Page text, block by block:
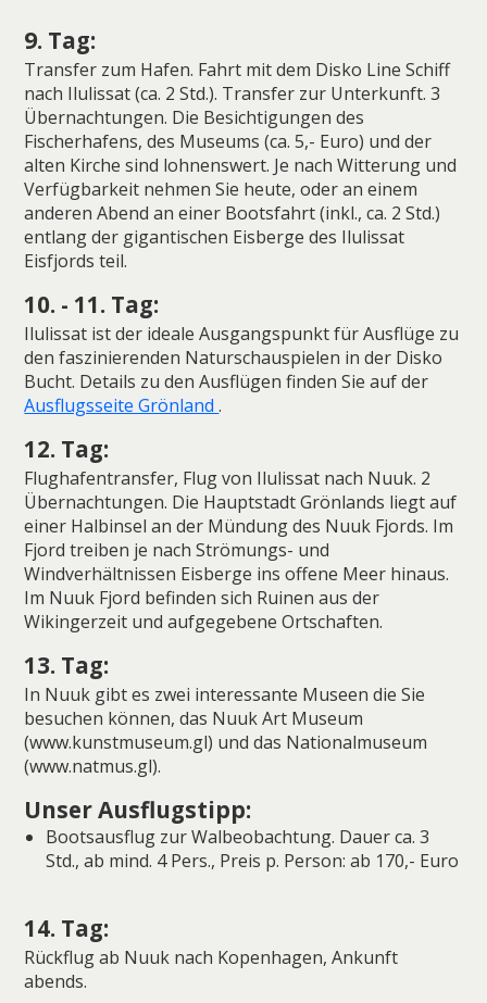
9. Tag:
Transfer zum Hafen. Fahrt mit dem Disko Line Schiff
nach Ilulissat (ca. 2 Std.). Transfer zur Unterkunft. 3
Übernachtungen. Die Besichtigungen des
Fischerhafens, des Museums (ca. 5,- Euro) und der
alten Kirche sind lohnenswert. Je nach Witterung und
Verfügbarkeit nehmen Sie heute, oder an einem
anderen Abend an einer Bootsfahrt (inkl., ca. 2 Std.)
entlang der gigantischen Eisberge des Ilulissat
Eisfjords teil.
10. - 11. Tag:
Ilulissat ist der ideale Ausgangspunkt für Ausflüge zu
den faszinierenden Naturschauspielen in der Disko
Bucht. Details zu den Ausflügen finden Sie auf der
Ausflugsseite Grönland.
12. Tag:
Flughafentransfer, Flug von Ilulissat nach Nuuk. 2
Übernachtungen. Die Hauptstadt Grönlands liegt auf
einer Halbinsel an der Mündung des Nuuk Fjords. Im
Fjord treiben je nach Strömungs- und
Windverhältnissen Eisberge ins offene Meer hinaus.
Im Nuuk Fjord befinden sich Ruinen aus der
Wikingerzeit und aufgegebene Ortschaften.
13. Tag:
In Nuuk gibt es zwei interessante Museen die Sie
besuchen können, das Nuuk Art Museum
(www.kunstmuseum.gl) und das Nationalmuseum
(www.natmus.gl).
Unser Ausflugstipp:
Bootsausflug zur Walbeobachtung. Dauer ca. 3
Std., ab mind. 4 Pers., Preis p. Person: ab 170,- Euro
14. Tag:
Rückflug ab Nuuk nach Kopenhagen, Ankunft
abends.